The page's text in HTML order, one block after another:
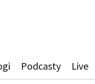
Podcasty Live